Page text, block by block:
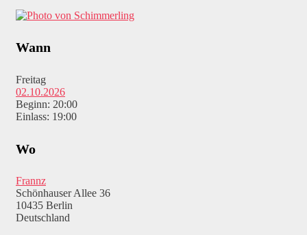
Wann
Freitag
02.10.2026
Beginn: 20:00
Einlass: 19:00
Wo
Frannz
Schönhauser Allee 36
10435 Berlin
Deutschland